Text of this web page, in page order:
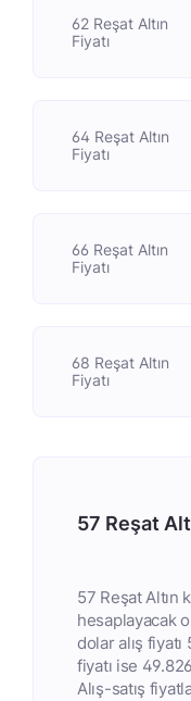
62 Reşat Altın
Fiyatı
64 Reşat Altın
Fiyatı
66 Reşat Altın
Fiyatı
68 Reşat Altın
Fiyatı
57 Reşat
57 Reşat Altın
hesaplayacak
dolar alış
fiyatı ise
Alış-satış